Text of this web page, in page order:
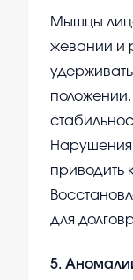
Мышцы
жевании и
положении.
для
5.